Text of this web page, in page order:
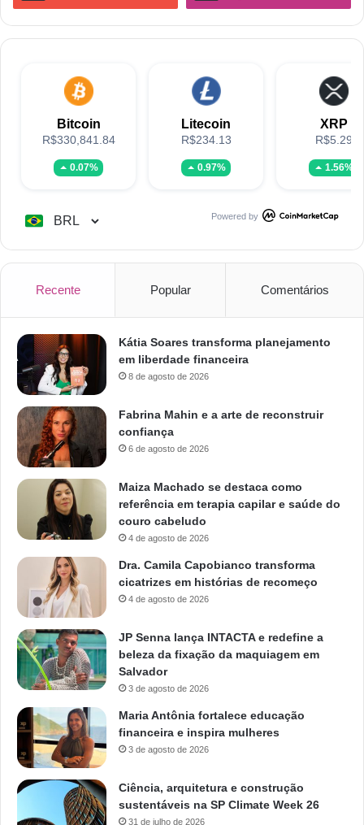
Bitcoin
R$330,841.84
0.07%
Litecoin
R$234.13
0.97%
XRP
R$5.29
1.56%
Powered by
Recente Popular Comentários
Kátia Soares transforma planejamento
em liberdade financeira
8 de agosto de 2026
Fabrina Mahin e a arte de reconstruir
confiança
6 de agosto de 2026
Maiza Machado se destaca como
referência em terapia capilar e saúde do
couro cabeludo
4 de agosto de 2026
Dra. Camila Capobianco transforma
cicatrizes em histórias de recomeço
4 de agosto de 2026
JP Senna lança INTACTA e redefine a
beleza da fixação da maquiagem em
Salvador
3 de agosto de 2026
Maria Antônia fortalece educação
financeira e inspira mulheres
3 de agosto de 2026
Ciência, arquitetura e construção
sustentáveis na SP Climate Week 26
31 de julho de 2026